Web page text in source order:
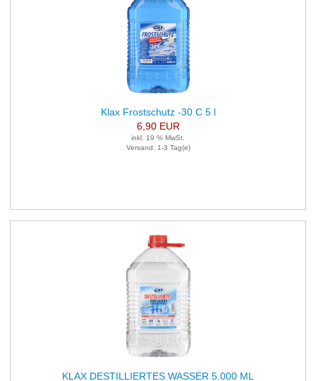
Klax Frostschutz -30 C 5 l
6,90 EUR
inkl. 19 % MwSt.
Versand: 1-3 Tag(e)
KLAX DESTILLIERTES WASSER 5.000 ML